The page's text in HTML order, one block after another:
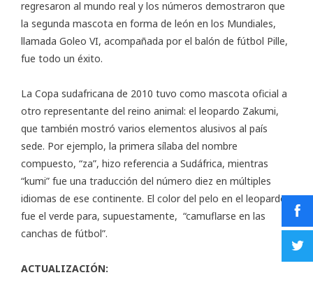
regresaron al mundo real y los números demostraron que
la segunda mascota en forma de león en los Mundiales,
llamada Goleo VI, acompañada por el balón de fútbol Pille,
fue todo un éxito.
La Copa sudafricana de 2010 tuvo como mascota oficial a
otro representante del reino animal: el leopardo Zakumi,
que también mostró varios elementos alusivos al país
sede. Por ejemplo, la primera sílaba del nombre
compuesto, “za”, hizo referencia a Sudáfrica, mientras
“kumi” fue una traducción del número diez en múltiples
idiomas de ese continente. El color del pelo en el leopardo
fue el verde para, supuestamente, “camuflarse en las
canchas de fútbol”.
ACTUALIZACIÓN: